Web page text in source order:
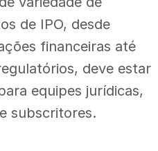
de IPO, desde
financeiras até
deve estar
equipes jurídicas,
subscritores.